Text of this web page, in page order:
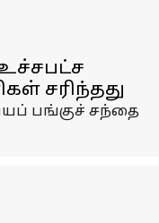
சரிந்தது
பங்குச் சந்தை